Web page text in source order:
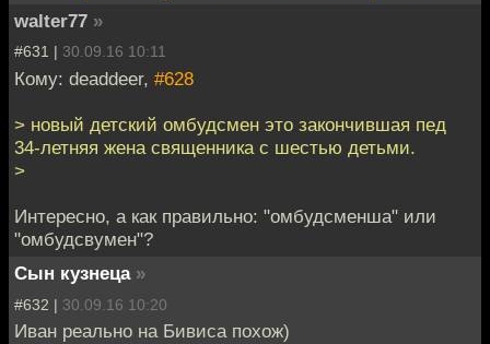
walter77 »
#631 | 30.09.16 10:11
Кому: deaddeer, #628
> новый детский омбудсмен это закончившая пед
34-летняя жена священника с шестью детьми.
>
Интересно, а как правильно: "омбудсменша" или
"омбудсвумен"?
Сын кузнеца »
#632 | 30.09.16 10:20
Иван реально на Бивиса похож)